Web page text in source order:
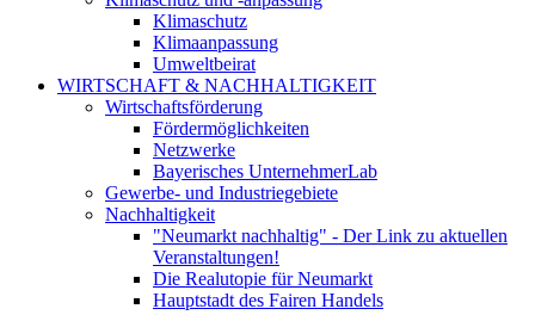
Klimaschutz
Klimaanpassung
Umweltbeirat
WIRTSCHAFT & NACHHALTIGKEIT
Wirtschaftsförderung
Fördermöglichkeiten
Netzwerke
Bayerisches UnternehmerLab
Gewerbe- und Industriegebiete
Nachhaltigkeit
"Neumarkt nachhaltig" - Der Link zu aktuellen
Veranstaltungen!
Die Realutopie für Neumarkt
Hauptstadt des Fairen Handels